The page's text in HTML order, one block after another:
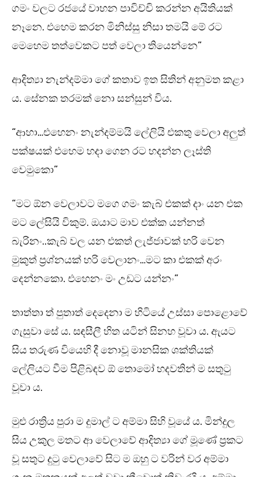
ගමං වලට රජයේ වාහන පාවිච්චි කරන්න අයිතියක්
නෑනෙ. එහෙම කරන මිනිස්සු නිසා තමයි මේ රට
මෙහෙම තත්වෙකට පත් වෙලා තියෙන්නෙ”
ආදිත්‍යා නැන්දම්මා ගේ කතාව ඉත සිතින් අනුමත කළා
ය. සේනක තරමක් නො සන්සුන් විය.
“ආහා…එහෙනං නැන්දම්මයි ලේලියි එකතු වෙලා අලුත්
පක්ෂයක් එහෙම හදා ගෙන රට හදන්න ලෑස්ති
වෙමුකො”
“මට ඕන වෙලාවට මගෙ ගමං කැබ් එකක් දාං යන එක
මට ලේසියි විකුම්. ඔයාට මාව එක්ක යන්නත්
බැරිනං..කැබ් වල යන එකත් ලැජ්ජාවක් හරි වෙන
මුකුත් ප්‍රශ්නයක් හරි වෙලානං…මට කා එකක් අරං
දෙන්නකො. එහෙනං මං උඩට යන්නං”
තාත්තා ත් පුතාත් දෙදෙනා ම හිටියේ උස්සා පොළොවේ
ගැසුවා සේ ය. සඳසීලී හිත යටින් සිනහ වූවා ය. ඇයට
සිය තරුණ වියෙහි දී නොවූ මානසික ශක්තියක්
ලේලියට වීම පිළිබඳව ඕ තොමෝ හදවතින් ම සතුටු
වූවා ය.
මුළු රාත්‍රිය පුරා ම දුමාල් ට අම්මා සිහි වූයේ ය. මින්දුල
සිය උකුල මතට ආ වෙලාවේ ආදිත්‍යා ගේ මූණේ ප්‍රකට
වූ සතුට දුටු වෙලාවේ සිට ම ඔහු ට වරින් වර අම්මා